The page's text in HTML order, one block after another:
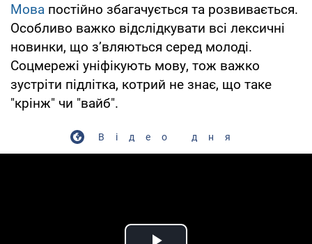
Мова постійно збагачується та розвивається.
Особливо важко відслідкувати всі лексичні
новинки, що з’вляються серед молоді.
Соцмережі уніфікують мову, тож важко
зустріти підлітка, котрий не знає, що таке
"крінж" чи "вайб".
Відео дня